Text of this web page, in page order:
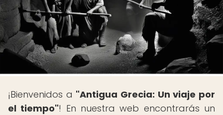
¡Bienvenidos a "Antigua Grecia: Un viaje por
el tiempo"! En nuestra web encontrarás un